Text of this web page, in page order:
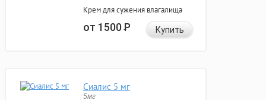
Крем для сужения влагалища
от 1500Р Купить
Сиалис 5 мг
5мг